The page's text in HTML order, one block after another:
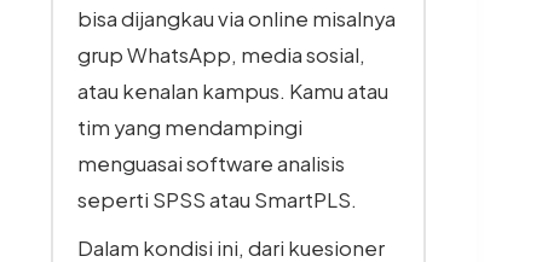
bisa dijangkau via online misalnya
grup WhatsApp, media sosial,
atau kenalan kampus. Kamu atau
tim yang mendampingi
menguasai software analisis
seperti SPSS atau SmartPLS.
Dalam kondisi ini, dari kuesioner